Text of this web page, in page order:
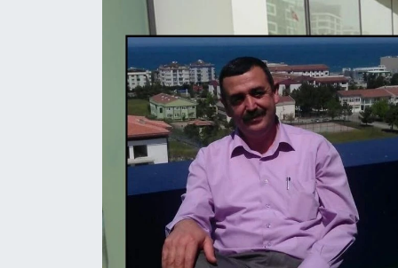
Daday Haberleri
Devrekani Haberleri
Doğanyurt Haberleri
Hanönü Haberleri
İhsangazi Haberleri
İnebolu Haberleri